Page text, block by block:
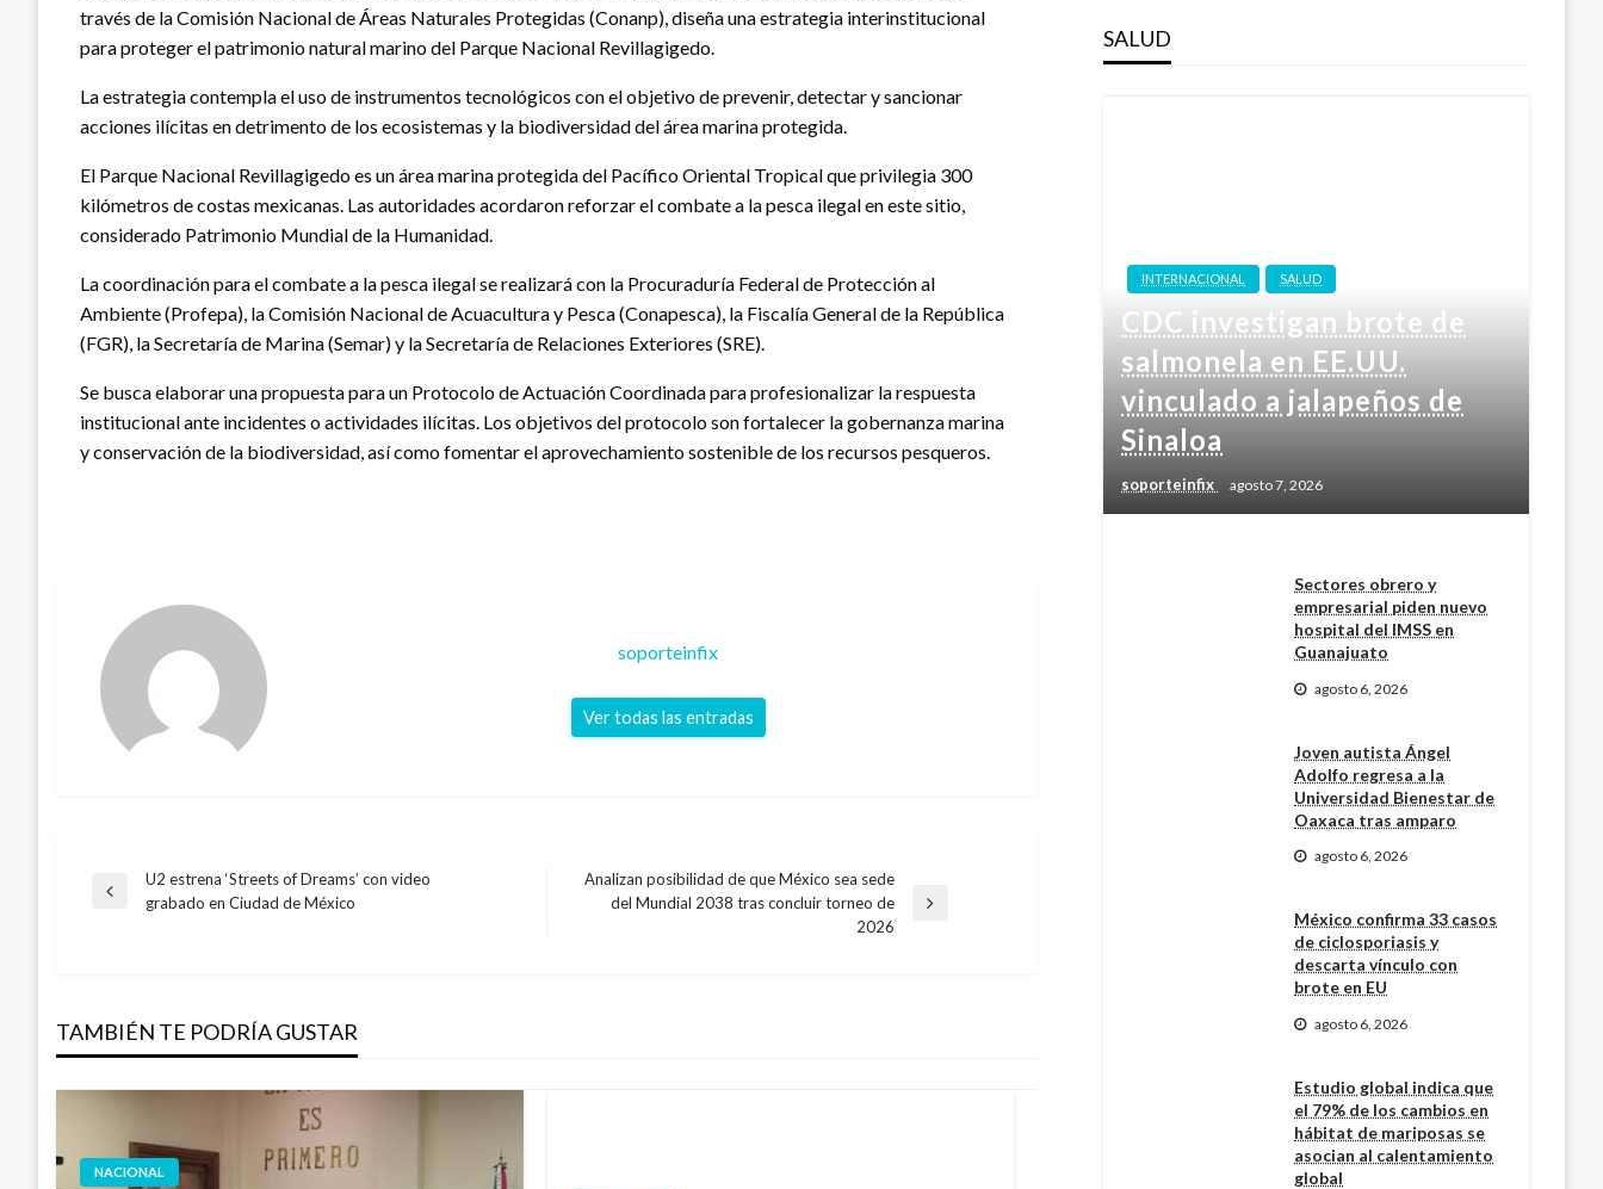
través de la Comisión Nacional de Áreas Naturales Protegidas (Conanp), diseña una estrategia interinstitucional
para proteger el patrimonio natural marino del Parque Nacional Revillagigedo.
La estrategia contempla el uso de instrumentos tecnológicos con el objetivo de prevenir, detectar y sancionar
acciones ilícitas en detrimento de los ecosistemas y la biodiversidad del área marina protegida.
El Parque Nacional Revillagigedo es un área marina protegida del Pacífico Oriental Tropical que privilegia 300
kilómetros de costas mexicanas. Las autoridades acordaron reforzar el combate a la pesca ilegal en este sitio,
considerado Patrimonio Mundial de la Humanidad.
La coordinación para el combate a la pesca ilegal se realizará con la Procuraduría Federal de Protección al
Ambiente (Profepa), la Comisión Nacional de Acuacultura y Pesca (Conapesca), la Fiscalía General de la República
(FGR), la Secretaría de Marina (Semar) y la Secretaría de Relaciones Exteriores (SRE).
Se busca elaborar una propuesta para un Protocolo de Actuación Coordinada para profesionalizar la respuesta
institucional ante incidentes o actividades ilícitas. Los objetivos del protocolo son fortalecer la gobernanza marina
y conservación de la biodiversidad, así como fomentar el aprovechamiento sostenible de los recursos pesqueros.
soporteinfix
Ver todas las entradas
Navegación
entradas
Entrada
U2 estrena ‘Streets of Dreams’ con video
grabado en Ciudad de México
Entrada
Analizan posibilidad de que México sea sede
del Mundial 2038 tras concluir torneo de
2026
TAMBIÉN TE PODRÍA GUSTAR
NACIONAL
SALUD
INTERNACIONAL SALUD
CDC investigan brote de
salmonela en EE.UU.
vinculado a jalapeños de
Sinaloa
soporteinfix agosto 7, 2026
Sectores obrero y
empresarial piden nuevo
hospital del IMSS en
Guanajuato
agosto 6, 2026
Joven autista Ángel
Adolfo regresa a la
Universidad Bienestar de
Oaxaca tras amparo
agosto 6, 2026
México confirma 33 casos
de ciclosporiasis y
descarta vínculo con
brote en EU
agosto 6, 2026
Estudio global indica que
el 79% de los cambios en
hábitat de mariposas se
asocian al calentamiento
global